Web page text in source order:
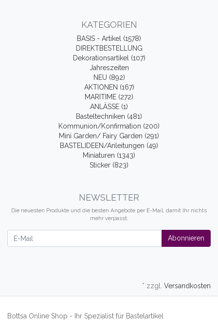
KATEGORIEN
BASIS - Artikel (1578)
DIREKTBESTELLUNG
Dekorationsartikel (107)
Jahreszeiten
NEU (892)
AKTIONEN (167)
MARITIME (272)
ANLÄSSE (1)
Basteltechniken (481)
Kommunion/Konfirmation (200)
Mini Garden/ Fairy Garden (291)
BASTELIDEEN/Anleitungen (49)
Miniaturen (1343)
Sticker (823)
NEWSLETTER
Die neuesten Produkte und die besten Angebote per E-Mail, damit Ihr nichts
mehr verpasst.
Abonnieren
* zzgl. Versandkosten
Bottsa Online Shop - Ihr Spezialist für Bastelartikel